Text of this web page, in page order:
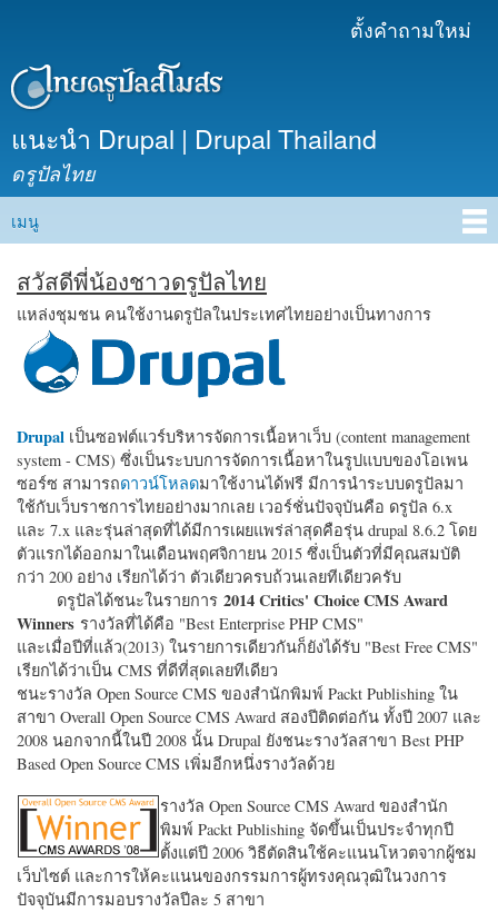
เนื้อหา
ตั้งคำถามใหม่
แนะนำ Drupal | Drupal Thailand
ดรูปัลไทย
Main menu
เมนู
สวัสดีพี่น้องชาวดรูปัลไทย
แหล่งชุมชน คนใช้งานดรูปัลในประเทศไทยอย่างเป็นทางการ
Drupal เป็นซอฟต์แวร์บริหารจัดการเนื้อหาเว็บ (content management
system - CMS) ซึ่งเป็นระบบการจัดการเนื้อหาในรูปแบบของโอเพน
ซอร์ซ สามารถดาวน์โหลดมาใช้งานได้ฟรี มีการนำระบบดรูปัลมา
ใช้กับเว็บราชการไทยอย่างมากเลย เวอร์ชั่นปัจจุบันคือ ดรูปัล 6.x
และ 7.x และรุ่นล่าสุดที่ได้มีการเผยแพร่ล่าสุดคือรุ่น drupal 8.6.2 โดย
ตัวแรกได้ออกมาในเดือนพฤศจิกายน 2015 ซึ่งเป็นตัวที่มีคุณสมบัติ
กว่า 200 อย่าง เรียกได้ว่า ตัวเดียวครบถ้วนเลยทีเดียวครับ
ดรูปัลได้ชนะในรายการ 2014 Critics' Choice CMS Award
Winners รางวัลที่ได้คือ "Best Enterprise PHP CMS"
และเมื่อปีที่แล้ว(2013) ในรายการเดียวกันก็ยังได้รับ "Best Free CMS"
เรียกได้ว่าเป็น CMS ที่ดีที่สุดเลยทีเดียว
ชนะรางวัล Open Source CMS ของสำนักพิมพ์ Packt Publishing ใน
สาขา Overall Open Source CMS Award สองปีติดต่อกัน ทั้งปี 2007 และ
2008 นอกจากนี้ในปี 2008 นั้น Drupal ยังชนะรางวัลสาขา Best PHP
Based Open Source CMS เพิ่มอีกหนึ่งรางวัลด้วย
รางวัล Open Source CMS Award ของสำนัก
พิมพ์ Packt Publishing จัดขึ้นเป็นประจำทุกปี
ตั้งแต่ปี 2006 วิธีตัดสินใช้คะแนนโหวตจากผู้ชม
เว็บไซต์ และการให้คะแนนของกรรมการผู้ทรงคุณวุฒิในวงการ
ปัจจุบันมีการมอบรางวัลปีละ 5 สาขา